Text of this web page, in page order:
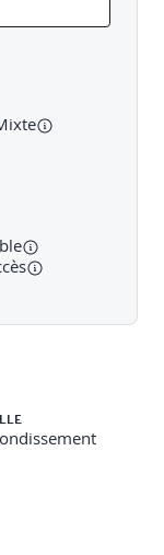
et du
de coaching
mission
de
de